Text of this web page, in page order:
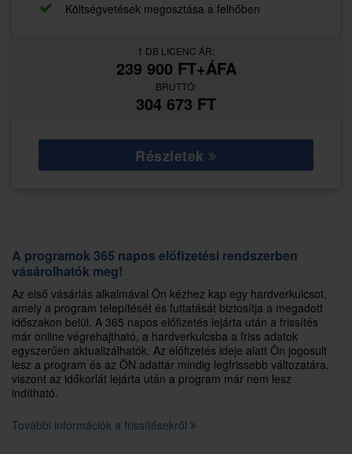
Költségvetések megosztása a felhőben
1 DB LICENC ÁR:
239 900 FT+ÁFA
BRUTTÓ:
304 673 FT
Részletek
A programok 365 napos előfizetési rendszerben
vásárolhatók meg!
Az első vásárlás alkalmával Ön kézhez kap egy hardverkulcsot,
amely a program telepítését és futtatását biztosítja a megadott
időszakon belül. A 365 napos előfizetés lejárta után a frissítés
már online végrehajtható, a hardverkulcsba a friss adatok
egyszerűen aktualizálhatók. Az előfizetés ideje alatt Ön jogosult
lesz a program és az ÖN adattár mindig legfrissebb változatára,
viszont az időkorlát lejárta után a program már nem lesz
indítható.
További információk a frissítésekről